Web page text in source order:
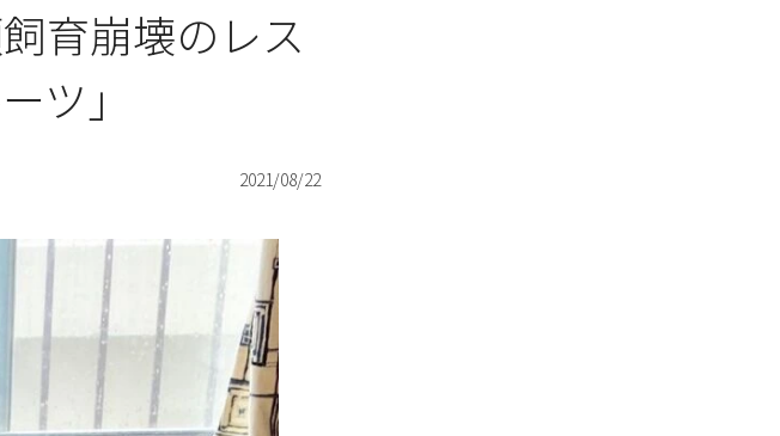
育崩壊のレス
ツ」
2021/08/22